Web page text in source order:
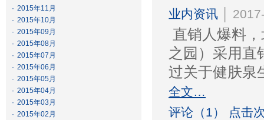
· 2015年11月
· 2015年10月
· 2015年09月
· 2015年08月
· 2015年07月
· 2015年06月
· 2015年05月
· 2015年04月
· 2015年03月
· 2015年02月
业内资讯 │
直销人爆料
之园）采用直
过关于健肤泉
全文…
评论（1） 点击